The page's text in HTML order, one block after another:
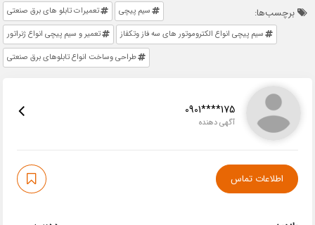
برچسب‌ها: سیم پیچی
تعمیرات تابلو های برق صنعتی
سیم پیچی انواع الکتروموتور های سه فاز وتکفاز
تعمیر و سیم پیچی انواع ژنراتور
طراحی وساخت انواع تابلوهای برق صنعتی
0901****175
آگهی دهنده
اطلاعات تماس